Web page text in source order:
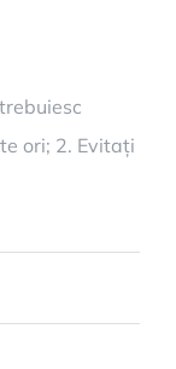
ori; 2. Evitați